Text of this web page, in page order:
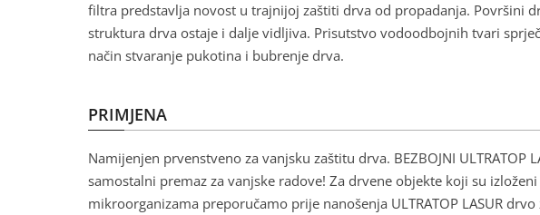
filtra predstavlja novost u trajnijoj zaštiti drva od propadanja. Površini
struktura drva ostaje i dalje vidljiva. Prisutstvo vodoodbojnih tvari
način stvaranje pukotina i bubrenje drva.
PRIMJENA
Namijenjen prvenstveno za vanjsku zaštitu drva. BEZBOJNI ULTRATOP
samostalni premaz za vanjske radove! Za drvene objekte koji su
mikroorganizama preporučamo prije nanošenja ULTRATOP LASUR